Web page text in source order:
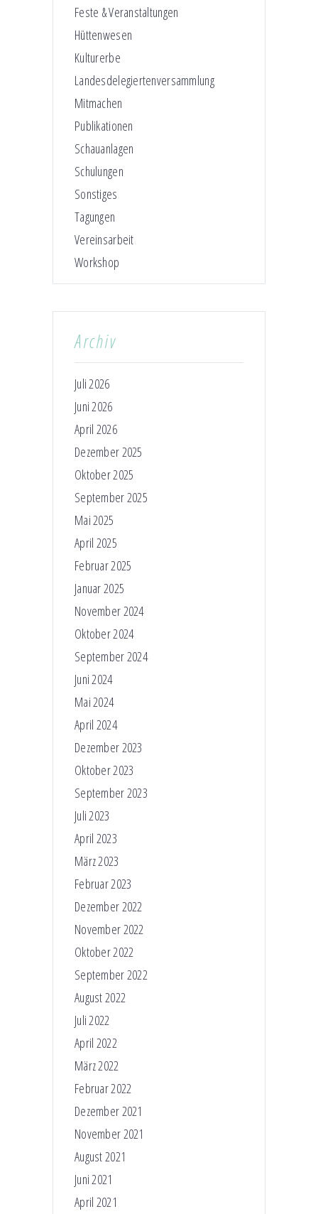
Feste & Veranstaltungen
Hüttenwesen
Kulturerbe
Landesdelegiertenversammlung
Mitmachen
Publikationen
Schauanlagen
Schulungen
Sonstiges
Tagungen
Vereinsarbeit
Workshop
Archiv
Juli 2026
Juni 2026
April 2026
Dezember 2025
Oktober 2025
September 2025
Mai 2025
April 2025
Februar 2025
Januar 2025
November 2024
Oktober 2024
September 2024
Juni 2024
Mai 2024
April 2024
Dezember 2023
Oktober 2023
September 2023
Juli 2023
April 2023
März 2023
Februar 2023
Dezember 2022
November 2022
Oktober 2022
September 2022
August 2022
Juli 2022
April 2022
März 2022
Februar 2022
Dezember 2021
November 2021
August 2021
Juni 2021
April 2021